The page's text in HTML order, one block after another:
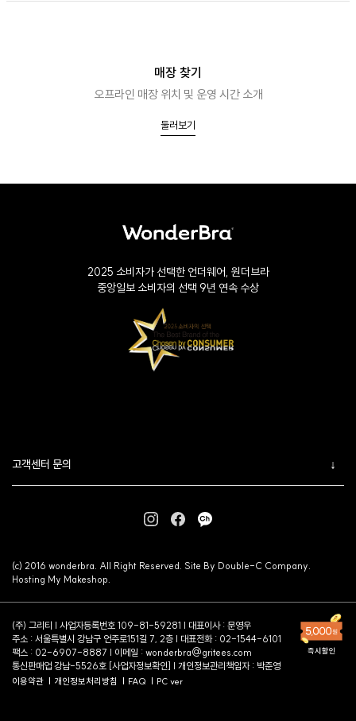
매장 찾기
오프라인 매장 위치 및 운영 시간 소개
둘러보기
2025 소비자가 선택한 언더웨어, 원더브라
중앙일보 소비자의 선택 9년 연속 수상
고객센터 문의
(c) 2016 wonderbra. All Right Reserved. Site By Double-C Company.
Hosting My Makeshop.
(주) 그리티 | 사업자등록번호 109-81-59281 | 대표이사 : 문영우
주소 : 서울특별시 강남구 언주로151길 7, 2층 | 대표전화 : 02-1544-6101
팩스 : 02-6907-8887 | 이메일 : wonderbra@gritees.com
통신판매업 강남-5526호 [사업자정보확인] | 개인정보관리책임자 : 박준영
이용약관 개인정보처리방침 FAQ PC ver